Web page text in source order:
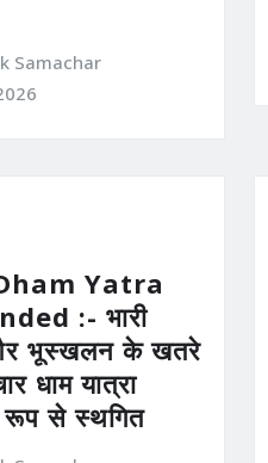
Samachar
Yatra
:- भारी
भूस्खलन के खतरे
धाम यात्रा
रूप से स्थगित